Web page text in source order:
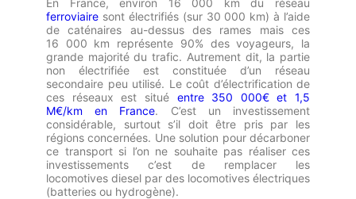
ferroviaire sont électrifiés (sur 30 000 km) à l’aide
de caténaires au-dessus des rames mais ces
16 000 km représente 90% des voyageurs, la
grande majorité du trafic. Autrement dit, la partie
non électrifiée est constituée d’un réseau
secondaire peu utilisé. Le coût d’électrification de
ces réseaux est situé entre 350 000€ et 1,5
M€/km en France. C’est un investissement
considérable, surtout s’il doit être pris par les
régions concernées. Une solution pour décarboner
ce transport si l’on ne souhaite pas réaliser ces
investissements c’est de remplacer les
locomotives diesel par des locomotives électriques
(batteries ou hydrogène).